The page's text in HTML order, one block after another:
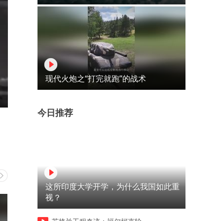
现代火炮之“打完就跑”的战术
今日推荐
这所印度大学开学，为什么我国如此重
视？